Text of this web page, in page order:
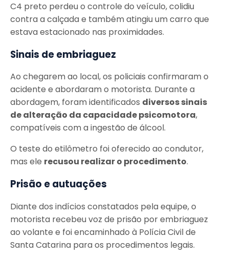
C4 preto perdeu o controle do veículo, colidiu
contra a calçada e também atingiu um carro que
estava estacionado nas proximidades.
Sinais de embriaguez
Ao chegarem ao local, os policiais confirmaram o
acidente e abordaram o motorista. Durante a
abordagem, foram identificados diversos sinais
de alteração da capacidade psicomotora,
compatíveis com a ingestão de álcool.
O teste do etilômetro foi oferecido ao condutor,
mas ele recusou realizar o procedimento.
Prisão e autuações
Diante dos indícios constatados pela equipe, o
motorista recebeu voz de prisão por embriaguez
ao volante e foi encaminhado à Polícia Civil de
Santa Catarina para os procedimentos legais.